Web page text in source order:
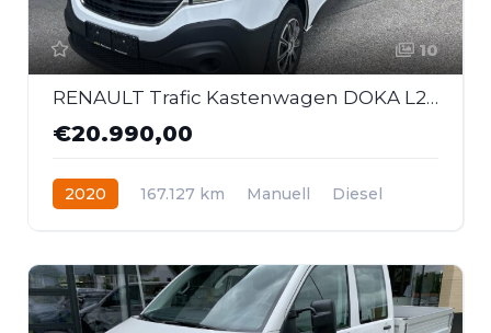
10
RENAULT Trafic Kastenwagen DOKA L2H1 3.0t dCi 120 *AHK*
€20.990,00
2020 167.127 km Manuell
Diesel